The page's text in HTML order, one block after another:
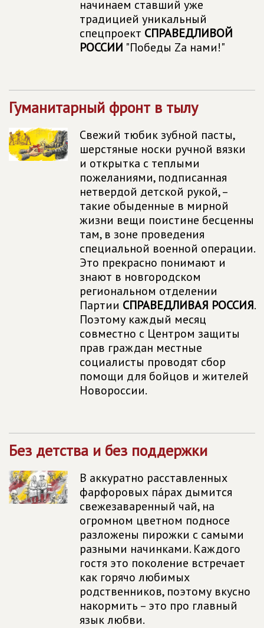
начинаем ставший уже
традицией уникальный
спецпроект СПРАВЕДЛИВОЙ
РОССИИ "Победы Zа нами!"
Гуманитарный фронт в тылу
Свежий тюбик зубной пасты,
шерстяные носки ручной вязки
и открытка с теплыми
пожеланиями, подписанная
нетвердой детской рукой, –
такие обыденные в мирной
жизни вещи поистине бесценны
там, в зоне проведения
специальной военной операции.
Это прекрасно понимают и
знают в новгородском
региональном отделении
Партии СПРАВЕДЛИВАЯ РОССИЯ.
Поэтому каждый месяц
совместно с Центром защиты
прав граждан местные
социалисты проводят сбор
помощи для бойцов и жителей
Новороссии.
Без детства и без поддержки
В аккуратно расставленных
фарфоровых пáрах дымится
свежезаваренный чай, на
огромном цветном подносе
разложены пирожки с самыми
разными начинками. Каждого
гостя это поколение встречает
как горячо любимых
родственников, поэтому вкусно
накормить – это про главный
язык любви.